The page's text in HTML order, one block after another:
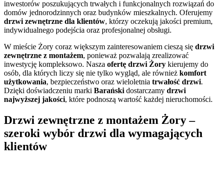
inwestorów poszukujących trwałych i funkcjonalnych rozwiązań do
domów jednorodzinnych oraz budynków mieszkalnych. Oferujemy
drzwi zewnętrzne dla klientów, którzy oczekują jakości premium,
indywidualnego podejścia oraz profesjonalnej obsługi.
W mieście Żory coraz większym zainteresowaniem cieszą się drzwi
zewnętrzne z montażem, ponieważ pozwalają zrealizować
inwestycję kompleksowo. Nasza ofertę drzwi Żory kierujemy do
osób, dla których liczy się nie tylko wygląd, ale również komfort
użytkowania, bezpieczeństwo oraz wieloletnia trwałość drzwi.
Dzięki doświadczeniu marki Barańskidostarczamy drzwi
najwyższej jakości, które podnoszą wartość każdej nieruchomości.
Drzwi zewnętrzne z montażem Żory –
szeroki wybór drzwi dla wymagających
klientów